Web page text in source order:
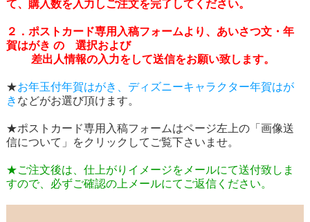
て、購入数を入力しご注文を完了してください。
２．ポストカード専用入稿フォームより、あいさつ文・年
賀はがき の 選択および
差出人情報の入力をして送信をお願い致します。
★お年玉付年賀はがき、ディズニーキャラクター年賀はが
き などがお選び頂けます。
★ポストカード専用入稿フォームはページ左上の「画像送
信について」をクリックしてご覧下さいませ。
★ご注文後は、仕上がりイメージをメールにて送付致しま
すので、必ずご確認の上メールにてご返信ください。